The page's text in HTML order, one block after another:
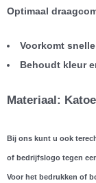
Optimaal
Voorkomt
Behoudt kleur
Materiaal:
Bij ons kunt u ook
of bedrijfslogo tegen
Voor het bedrukken of